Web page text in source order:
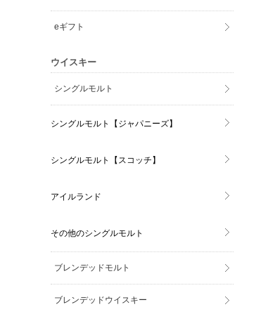
eギフト
ウイスキー
シングルモルト
シングルモルト【ジャパニーズ】
シングルモルト【スコッチ】
アイルランド
その他のシングルモルト
ブレンデッドモルト
ブレンデッドウイスキー